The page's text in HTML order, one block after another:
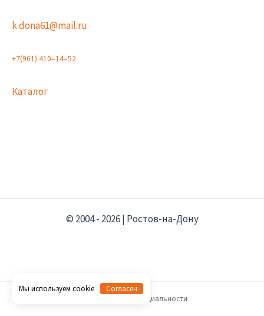
k.dona61@mail.ru
+7(961) 410–14–52
Каталог
© 2004 - 2026 | Ростов-на-Дону
Политика конфиденциальности
Мы используем cookie Согласен